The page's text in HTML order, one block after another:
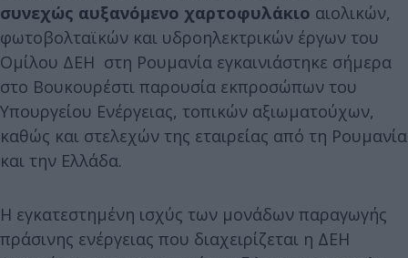
συνεχώς αυξανόμενο χαρτοφυλάκιο αιολικών,
φωτοβολταϊκών και υδροηλεκτρικών έργων του
Ομίλου ΔΕΗ στη Ρουμανία εγκαινιάστηκε σήμερα
στο Βουκουρέστι παρουσία εκπροσώπων του
Yπουργείου Ενέργειας, τοπικών αξιωματούχων,
καθώς και στελεχών της εταιρείας από τη Ρουμανία
και την Ελλάδα.
Η εγκατεστημένη ισχύς των μονάδων παραγωγής
πράσινης ενέργειας που διαχειρίζεται η ΔΕΗ